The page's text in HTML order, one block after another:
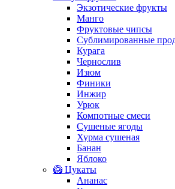
Экзотические фрукты
Манго
Фруктовые чипсы
Сублимированные
Курага
Чернослив
Изюм
Финики
Инжир
Урюк
Компотные смеси
Сушеные ягоды
Хурма сушеная
Банан
Яблоко
🥝 Цукаты
Ананас